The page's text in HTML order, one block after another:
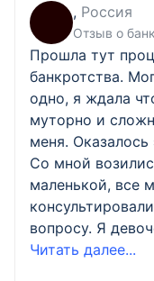
, Россия
Отзыв о
Прошла тут
банкротства.
одно, я ждала
муторно и
меня. Оказалось
Со мной
маленькой, все
вопросу. Я
Читать далее...